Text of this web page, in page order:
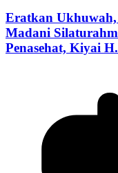
Eratkan
Madani
Penasehat, Kiyai